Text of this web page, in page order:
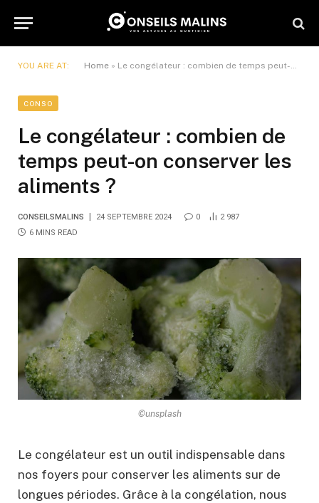
YOU ARE AT: Home » Le congélateur : combien de temps peut-on conserver les aliments ?
CONSO
Le congélateur : combien de
temps peut-on conserver les
aliments ?
CONSEILSMALINS 24 SEPTEMBRE 2024 0
2 987
6 MINS READ
©unsplash
Le congélateur est un outil indispensable dans
nos foyers pour conserver les aliments sur de
longues périodes. Grâce à la congélation, nous